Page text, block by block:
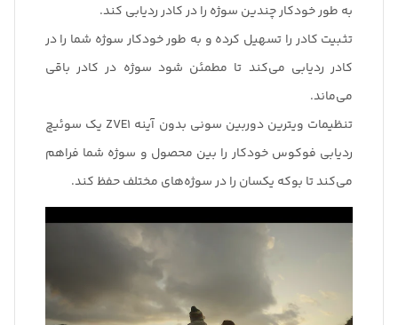
به طور خودکار چندین سوژه را در کادر ردیابی کند.
تثبیت کادر را تسهیل کرده و به طور خودکار سوژه شما را در
کادر ردیابی می‌کند تا مطمئن شود سوژه در کادر باقی
می‌ماند.
تنظیمات ویترین دوربین سونی بدون آینه ZVE1 یک سوئیچ
ردیابی فوکوس خودکار را بین محصول و سوژه شما فراهم
می‌کند تا بوکه یکسان را در سوژه‌های مختلف حفظ کند.